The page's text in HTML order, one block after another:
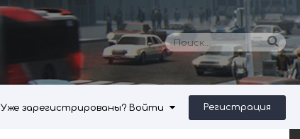
Уже зарегистрированы? Войти Регистрация